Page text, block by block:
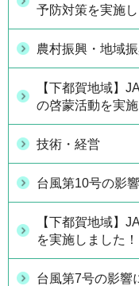
予防対策を実施
農村振興・地域
【下都賀地域】
の啓蒙活動を実施
技術・経営
台風第10号の影
【下都賀地域】
を実施しました！
台風第7号の影響